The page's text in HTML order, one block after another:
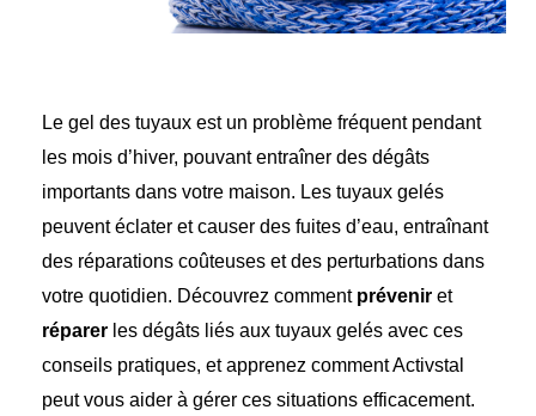
Le gel des tuyaux est un problème fréquent pendant
les mois d’hiver, pouvant entraîner des dégâts
importants dans votre maison. Les tuyaux gelés
peuvent éclater et causer des fuites d’eau, entraînant
des réparations coûteuses et des perturbations dans
votre quotidien. Découvrez comment prévenir et
réparer les dégâts liés aux tuyaux gelés avec ces
conseils pratiques, et apprenez comment Activstal
peut vous aider à gérer ces situations efficacement.